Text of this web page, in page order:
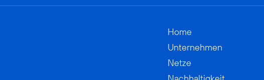
Home
Unternehmen
Netze